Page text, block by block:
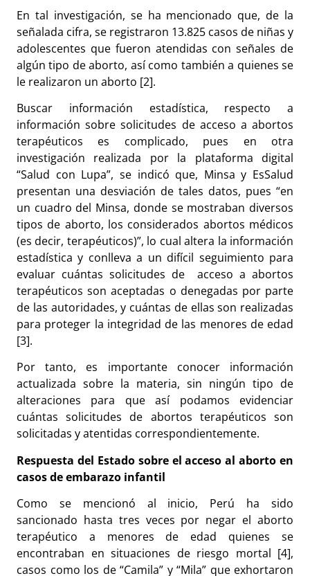
En tal investigación, se ha mencionado que, de la
señalada cifra, se registraron 13.825 casos de niñas y
adolescentes que fueron atendidas con señales de
algún tipo de aborto, así como también a quienes se
le realizaron un aborto [2].
Buscar información estadística, respecto a
información sobre solicitudes de acceso a abortos
terapéuticos es complicado, pues en otra
investigación realizada por la plataforma digital
“Salud con Lupa”, se indicó que, Minsa y EsSalud
presentan una desviación de tales datos, pues “en
un cuadro del Minsa, donde se mostraban diversos
tipos de aborto, los considerados abortos médicos
(es decir, terapéuticos)”, lo cual altera la información
estadística y conlleva a un difícil seguimiento para
evaluar cuántas solicitudes de acceso a abortos
terapéuticos son aceptadas o denegadas por parte
de las autoridades, y cuántas de ellas son realizadas
para proteger la integridad de las menores de edad
[3].
Por tanto, es importante conocer información
actualizada sobre la materia, sin ningún tipo de
alteraciones para que así podamos evidenciar
cuántas solicitudes de abortos terapéuticos son
solicitadas y atentidas correspondientemente.
Respuesta del Estado sobre el acceso al aborto en
casos de embarazo infantil
Como se mencionó al inicio, Perú ha sido
sancionado hasta tres veces por negar el aborto
terapéutico a menores de edad quienes se
encontraban en situaciones de riesgo mortal [4],
casos como los de “Camila” y “Mila” que exhortaron